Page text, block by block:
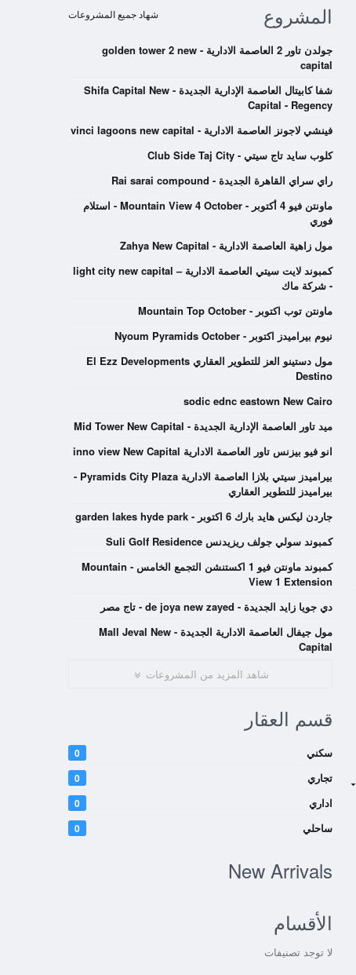
المشروع
شهاد جميع المشروعات
جولدن تاور 2 العاصمة الادارية - golden tower 2 new
capital
شفا كابيتال العاصمة الإدارية الجديدة - Shifa Capital New
Capital - Regency
فينشي لاجونز العاصمة الادارية - vinci lagoons new capital
كلوب سايد تاج سيتي - Club Side Taj City
راي سراي القاهرة الجديدة - Rai sarai compound
ماونتن فيو 4 أكتوبر - Mountain View 4 October - استلام
فوري
مول زاهية العاصمة الادارية - Zahya New Capital
كمبوند لايت سيتي العاصمة الادارية – light city new capital
- شركة ماك
ماونتن توب اكتوبر - Mountain Top October
نيوم بيراميدز اكتوبر - Nyoum Pyramids October
مول دستينو العز للتطوير العقاري El Ezz Developments
Destino
sodic ednc eastown New Cairo
ميد تاور العاصمة الإدارية الجديدة - Mid Tower New Capital
انو فيو بيزنس تاور العاصمة الادارية inno view New Capital
بيراميدز سيتي بلازا العاصمة الادارية Pyramids City Plaza -
بيراميدز للتطوير العقاري
جاردن ليكس هايد بارك 6 اكتوبر - garden lakes hyde park
كمبوند سولي جولف ريزيدنس Suli Golf Residence
كمبوند ماونتن فيو 1 اكستنشن التجمع الخامس - Mountain
View 1 Extension
دي جويا زايد الجديدة - de joya new zayed - تاج مصر
مول جيفال العاصمة الادارية الجديدة - Mall Jeval New
Capital
شاهد المزيد من المشروعات
قسم العقار
سكني 0
تجاري 0
اداري 0
ساحلي 0
New Arrivals
الأقسام
لا توجد تصنيفات